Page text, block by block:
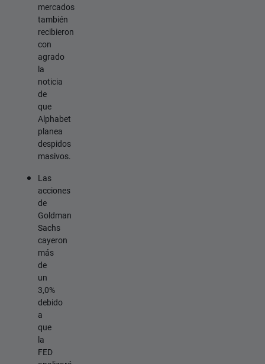
mercados
también
recibieron
con
agrado
la
noticia
de
que
Alphabet
planea
despidos
masivos.
Las
acciones
de
Goldman
Sachs
cayeron
más
de
un
3,0%
debido
a
que
la
FED